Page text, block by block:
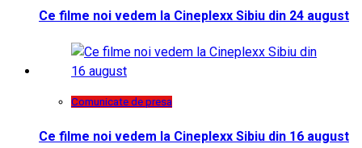
Ce filme noi vedem la Cineplexx Sibiu din 24 august
Comunicate de presa
Ce filme noi vedem la Cineplexx Sibiu din 16 august